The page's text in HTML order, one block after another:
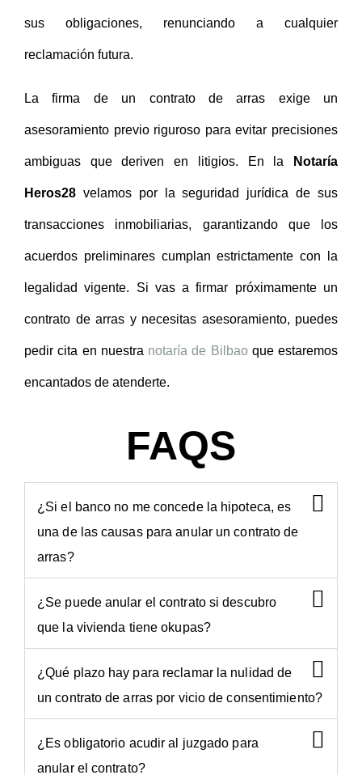
sus obligaciones, renunciando a cualquier
reclamación futura.
La firma de un contrato de arras exige un
asesoramiento previo riguroso para evitar precisiones
ambiguas que deriven en litigios. En la Notaría
Heros28 velamos por la seguridad jurídica de sus
transacciones inmobiliarias, garantizando que los
acuerdos preliminares cumplan estrictamente con la
legalidad vigente. Si vas a firmar próximamente un
contrato de arras y necesitas asesoramiento, puedes
pedir cita en nuestra notaría de Bilbaoque estaremos
encantados de atenderte.
FAQS
¿Si el banco no me concede la hipoteca, es
una de las causas para anular un contrato de
arras?
¿Se puede anular el contrato si descubro
que la vivienda tiene okupas?
¿Qué plazo hay para reclamar la nulidad de
un contrato de arras por vicio de consentimiento?
¿Es obligatorio acudir al juzgado para
anular el contrato?